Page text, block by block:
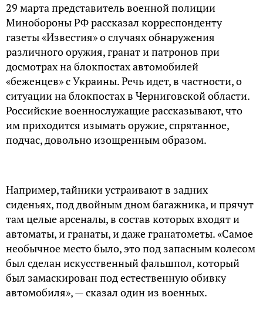
29 марта представитель военной полиции
Минобороны РФ рассказал корреспонденту
газеты «Известия» о случаях обнаружения
различного оружия, гранат и патронов при
досмотрах на блокпостах автомобилей
«беженцев» с Украины. Речь идет, в частности, о
ситуации на блокпостах в Черниговской области.
Российские военнослужащие рассказывают, что
им приходится изымать оружие, спрятанное,
подчас, довольно изощренным образом.
Например, тайники устраивают в задних
сиденьях, под двойным дном багажника, и прячут
там целые арсеналы, в состав которых входят и
автоматы, и гранаты, и даже гранатометы. «Самое
необычное место было, это под запасным колесом
был сделан искусственный фальшпол, который
был замаскирован под естественную обивку
автомобиля», — сказал один из военных.